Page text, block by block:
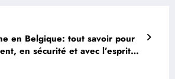
en Belgique: tout savoir pour
en sécurité et avec l’esprit